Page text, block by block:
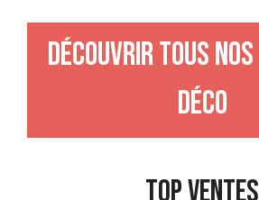
Découvrir tous
déco